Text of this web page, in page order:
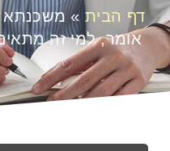
דף הבית»משכנתא
אומר, למי זה